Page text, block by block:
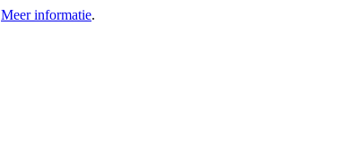
Meer informatie.